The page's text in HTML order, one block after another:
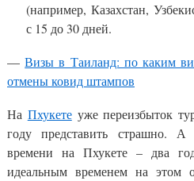
(например, Казахстан,
с 15 до 30 дней.
—Визы в Таиланд: по каким
отмены ковид штампов
На Пхукетеуже переизбыток
году представить страшно.
времени на Пхукете – два
идеальным временем на этом